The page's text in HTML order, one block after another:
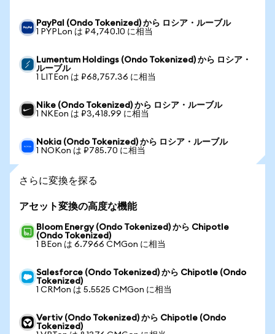
PayPal (Ondo Tokenized) から ロシア・ルーブル
1 PYPLon は ₽4,740.10 に相当
Lumentum Holdings (Ondo Tokenized) から ロシア・
ルーブル
1 LITEon は ₽68,757.36 に相当
Nike (Ondo Tokenized) から ロシア・ルーブル
1 NKEon は ₽3,418.99 に相当
Nokia (Ondo Tokenized) から ロシア・ルーブル
1 NOKon は ₽785.70 に相当
さらに変換を探る
アセット変換の高度な機能
Bloom Energy (Ondo Tokenized) から Chipotle
(Ondo Tokenized)
1 BEon は 6.7966 CMGon に相当
Salesforce (Ondo Tokenized) から Chipotle (Ondo
Tokenized)
1 CRMon は 5.5525 CMGon に相当
Vertiv (Ondo Tokenized) から Chipotle (Ondo
Tokenized)